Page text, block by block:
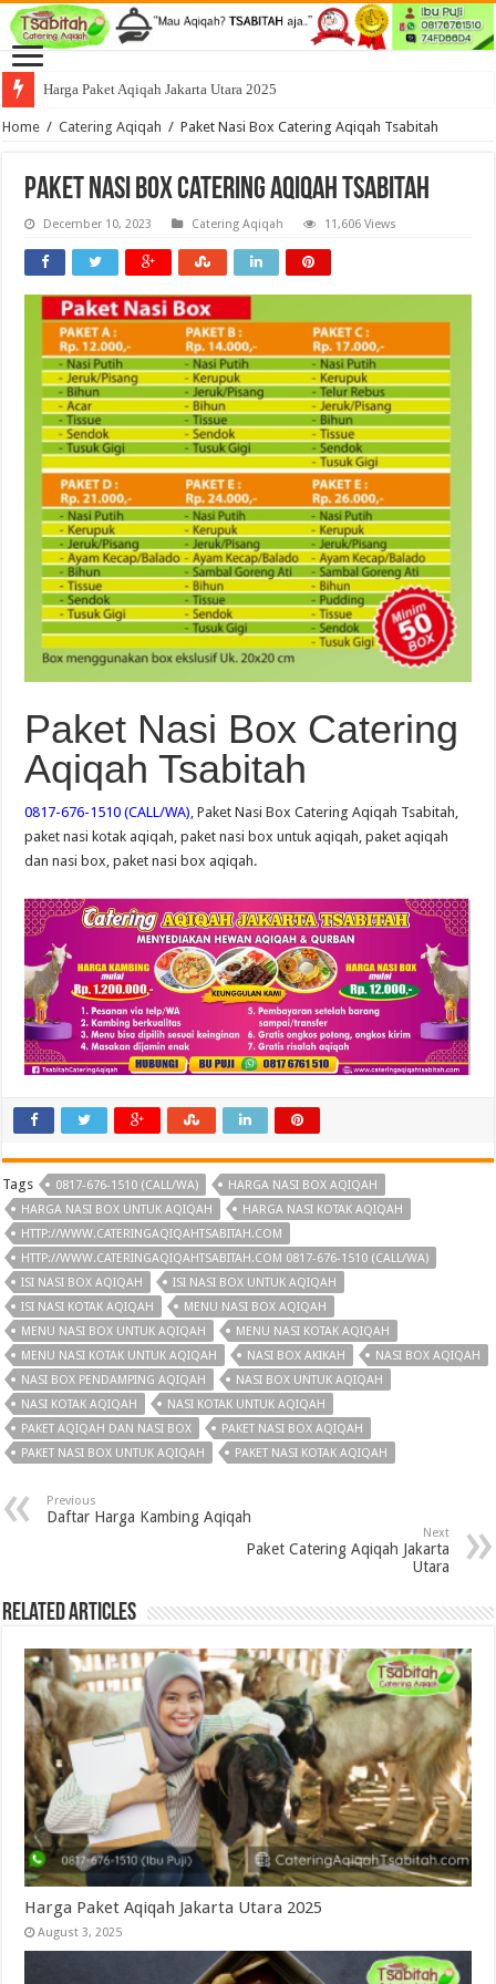
Harga Paket Aqiqah Jakarta Utara 2025
Home / Catering Aqiqah / Paket Nasi Box Catering Aqiqah Tsabitah
Paket Nasi Box Catering Aqiqah Tsabitah
December 10, 2023 Catering Aqiqah 11,606 Views
Paket Nasi Box Catering
Aqiqah Tsabitah
0817-676-1510 (CALL/WA), Paket Nasi Box Catering Aqiqah Tsabitah,
paket nasi kotak aqiqah, paket nasi box untuk aqiqah, paket aqiqah
dan nasi box, paket nasi box aqiqah.
Tags 0817-676-1510 (CALL/WA)
HARGA NASI BOX AQIQAH
HARGA NASI BOX UNTUK AQIQAH
HARGA NASI KOTAK AQIQAH
HTTP://WWW.CATERINGAQIQAHTSABITAH.COM
HTTP://WWW.CATERINGAQIQAHTSABITAH.COM 0817-676-1510 (CALL/WA)
ISI NASI BOX AQIQAH
ISI NASI BOX UNTUK AQIQAH
ISI NASI KOTAK AQIQAH
MENU NASI BOX AQIQAH
MENU NASI BOX UNTUK AQIQAH
MENU NASI KOTAK AQIQAH
MENU NASI KOTAK UNTUK AQIQAH
NASI BOX AKIKAH
NASI BOX AQIQAH
NASI BOX PENDAMPING AQIQAH
NASI BOX UNTUK AQIQAH
NASI KOTAK AQIQAH
NASI KOTAK UNTUK AQIQAH
PAKET AQIQAH DAN NASI BOX
PAKET NASI BOX AQIQAH
PAKET NASI BOX UNTUK AQIQAH
PAKET NASI KOTAK AQIQAH
Previous
Daftar Harga Kambing Aqiqah
Next
Paket Catering Aqiqah Jakarta
Utara
Related Articles
Harga Paket Aqiqah Jakarta Utara 2025
August 3, 2025